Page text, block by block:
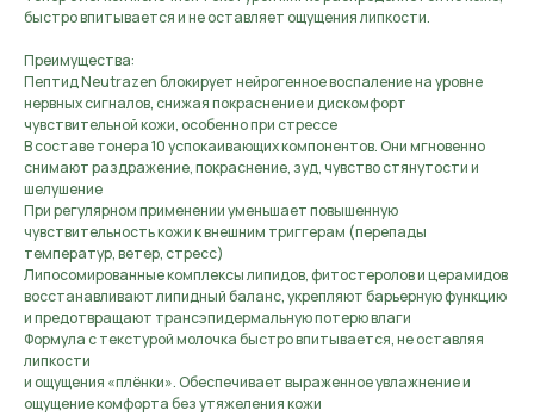
быстро впитывается и не оставляет ощущения липкости.
Преимущества:
Пептид Neutrazen блокирует нейрогенное воспаление на уровне
нервных сигналов, снижая покраснение и дискомфорт
чувствительной кожи, особенно при стрессе
В составе тонера 10 успокаивающих компонентов. Они мгновенно
снимают раздражение, покраснение, зуд, чувство стянутости и
шелушение
При регулярном применении уменьшает повышенную
чувствительность кожи к внешним триггерам (перепады
температур, ветер, стресс)
Липосомированные комплексы липидов, фитостеролов и церамидов
восстанавливают липидный баланс, укрепляют барьерную функцию
и предотвращают трансэпидермальную потерю влаги
Формула с текстурой молочка быстро впитывается, не оставляя
липкости
и ощущения «плёнки». Обеспечивает выраженное увлажнение и
ощущение комфорта без утяжеления кожи